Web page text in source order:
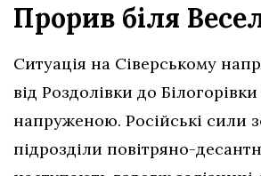
Прорив біля
Ситуація на Сіверському
від Роздолівки до
напруженою. Російські сили
підрозділи повітряно-